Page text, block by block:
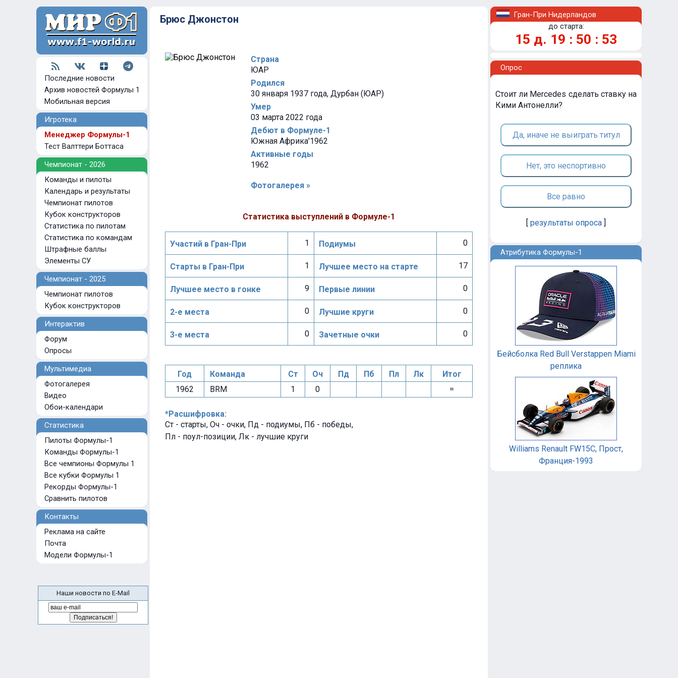
Последние новости
Архив новостей Формулы 1
Мобильная версия
Игротека
Менеджер Формулы-1
Тест Валттери Боттаса
Чемпионат - 2026
Команды и пилоты
Календарь и результаты
Чемпионат пилотов
Кубок конструкторов
Статистика по пилотам
Статистика по командам
Штрафные баллы
Элементы СУ
Чемпионат - 2025
Чемпионат пилотов
Кубок конструкторов
Интерактив
Форум
Опросы
Мультимедиа
Фотогалерея
Видео
Обои-календари
Статистика
Пилоты Формулы-1
Команды Формулы-1
Все чемпионы Формулы 1
Все кубки Формулы 1
Рекорды Формулы-1
Сравнить пилотов
Контакты
Реклама на сайте
Почта
Модели Формулы-1
Наши новости по E-Mail
Брюс Джонстон
Страна
ЮАР
Родился
30 января 1937 года, Дурбан (ЮАР)
Умер
03 марта 2022 года
Дебют в Формуле-1
Южная Африка'1962
Активные годы
1962
Фотогалерея »
Статистика выступлений в Формуле-1
Участий в Гран-При 1 Подиумы 0
Старты в Гран-При 1 Лучшее место на старте 17
Лучшее место в гонке 9 Первые линии 0
2-е места 0 Лучшие круги 0
3-е места 0 Зачетные очки 0
Год Команда Ст Оч Пд Пб Пл Лк
Итог
1962
BRM 1 0 =
*Расшифровка:
Ст - старты, Оч - очки, Пд - подиумы, Пб - победы,
Пл - поул-позиции, Лк - лучшие круги
Гран-При Нидерландов
до старта:
15 д. 19 : 50 : 53
Опрос
Стоит ли Mercedes сделать ставку на
Кими Антонелли?
Да, иначе не выиграть титул
Нет, это неспортивно
Все равно
[ результаты опроса ]
Атрибутика Формулы-1
Бейсболка Red Bull Verstappen Miami
реплика
Williams Renault FW15C, Прост,
Франция-1993